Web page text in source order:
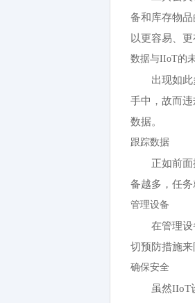
备和库存物
以更容易、
数据与IIoT的
出现如
手中，故而
数据。
跟踪数据
正如前
备越多，任
管理设备
在管理
切预防措施来
确保安全
虽然IIoT